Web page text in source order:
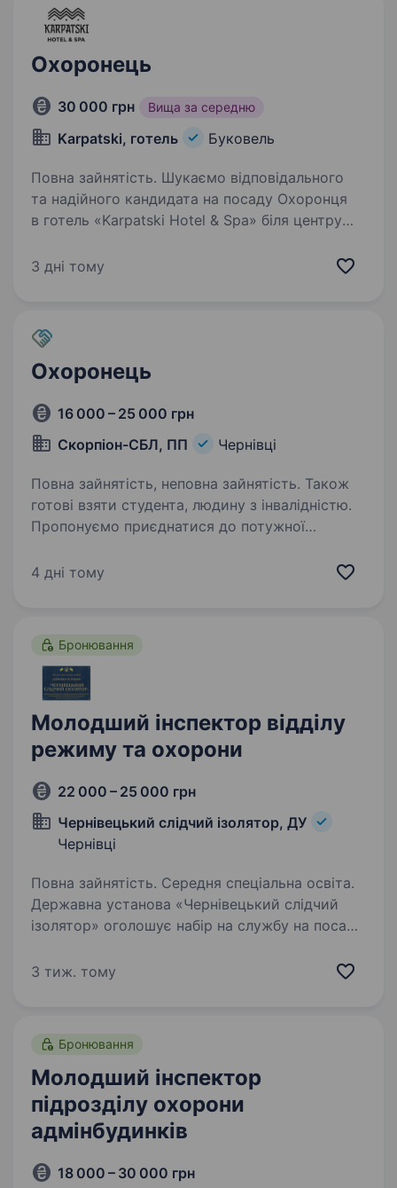
та забезпеченні безпеки. Працюємо в Україні
понад 20 років…
Охоронець
30 000 грн Вища за середню
Karpatski, готель Буковель
Повна зайнятість. Шукаємо відповідального
та надійного кандидата на посаду Охоронця
в готель «Karpatski Hotel & Spa» біля центру
забезпечення безпеки гостей та майна готелю,
3 дні тому
Охоронець
16 000 – 25 000 грн
Скорпіон-СБЛ, ПП
Чернівці
Повна зайнятість, неповна зайнятість. Також
готові взяти студента, людину з інвалідністю.
Пропонуємо приєднатися до потужної
складності. Графік роботи: день, ніч, доба
4 дні тому
Бронювання
Молодший інспектор відділу
режиму та охорони
22 000 – 25 000 грн
Чернівецький слідчий ізолятор, ДУ
Чернівці
Повна зайнятість. Середня спеціальна освіта.
Державна установа «Чернівецький слідчий
ізолятор» оголошує набір на службу на посади
охорони. Грошове забезпечення від 22 000 грн.
3 тиж. тому
Бронювання
Молодший інспектор
підрозділу охорони
адмінбудинків
18 000 – 30 000 грн